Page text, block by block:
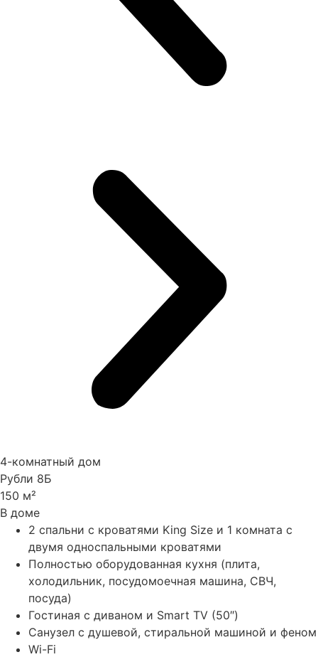
4-комнатный дом
Рубли 8Б
150 м²
В доме
2 спальни с кроватями King Size и 1 комната с
двумя односпальными кроватями
Полностью оборудованная кухня (плита,
холодильник, посудомоечная машина, СВЧ,
посуда)
Гостиная с диваном и Smart TV (50″)
Санузел с душевой, стиральной машиной и феном
Wi-Fi